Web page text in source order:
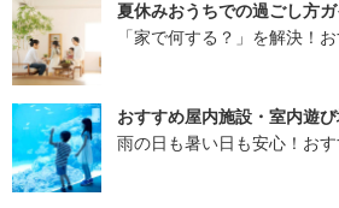
夏休みおうちでの過ごし方
「家で何する？」を解決！
おすすめ屋内施設・室内遊
雨の日も暑い日も安心！お